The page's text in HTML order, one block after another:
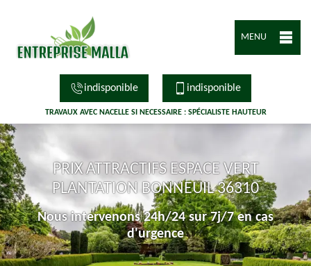
MENU
indisponible indisponible
TRAVAUX AVEC NACELLE SI NECESSAIRE : SPÉCIALISTE HAUTEUR
PRIX ATTRACTIFS ESPACE VERT
PLANTATION BONNEUIL 36310
Nous intervenons 24h/24 sur 7j/7 en cas
d'urgence